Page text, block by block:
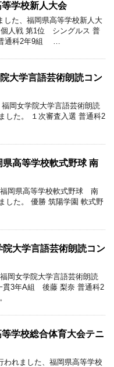
等学校新人大会
した、福岡県高等学校新人大
個人戦 第1位 シングルス 普
通科2年9組 …
大学言語芸術朗読コン
岡女学院大学言語芸術朗読
した。 １次審査入選 普通科2
県高等学校軟式野球 南
福岡県高等学校軟式野球 南
した。 優勝 筑陽学園 軟式野
院大学言語芸術朗読コン
岡女学院大学言語芸術朗読
貫3年A組 後藤 梨奈 普通科2
学校総合体育大会テニ
われました、福岡県高等学校